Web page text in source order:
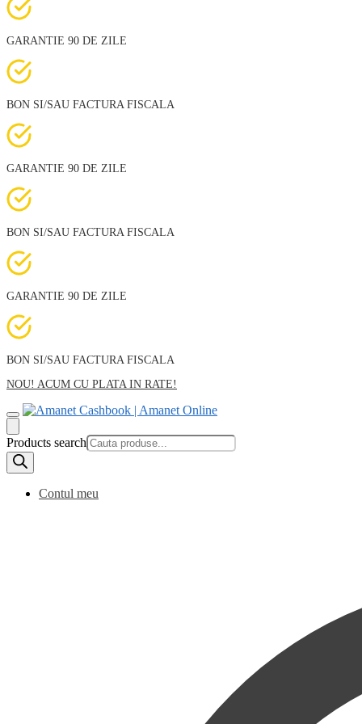
GARANTIE 90 DE ZILE
BON SI/SAU FACTURA FISCALA
GARANTIE 90 DE ZILE
BON SI/SAU FACTURA FISCALA
GARANTIE 90 DE ZILE
BON SI/SAU FACTURA FISCALA
NOU! ACUM CU PLATA IN RATE!
Products search
Contul meu